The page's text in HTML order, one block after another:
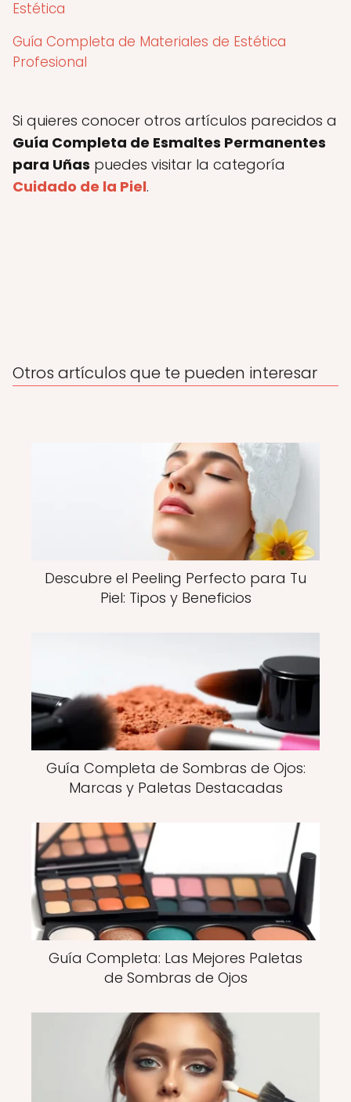
Estética
Guía Completa de Materiales de Estética
Profesional
Si quieres conocer otros artículos parecidos a
Guía Completa de Esmaltes Permanentes
para Uñas puedes visitar la categoría
Cuidado de la Piel.
Otros artículos que te pueden interesar
Descubre el Peeling Perfecto para Tu
Piel: Tipos y Beneficios
Guía Completa de Sombras de Ojos:
Marcas y Paletas Destacadas
Guía Completa: Las Mejores Paletas
de Sombras de Ojos